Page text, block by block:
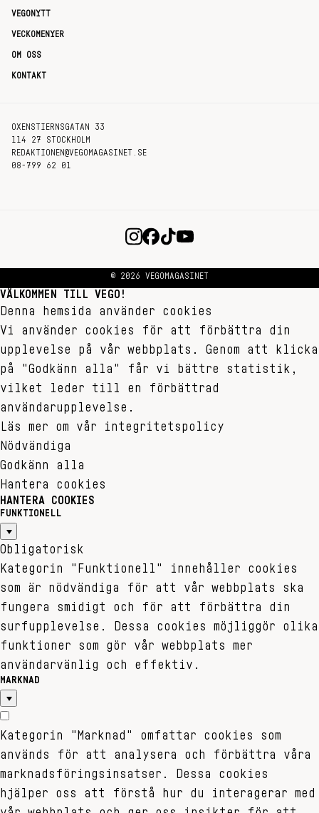
VEGONYTT
VECKOMENYER
OM OSS
KONTAKT
OXENSTIERNSGATAN 33
114 27 STOCKHOLM
REDAKTIONEN@VEGOMAGASINET.SE
08-799 62 01
© 2026 VEGOMAGASINET
VÄLKOMMEN TILL VEGO!
Denna hemsida använder cookies
Vi använder cookies för att förbättra din
upplevelse på vår webbplats. Genom att klicka
på "Godkänn alla" får vi bättre statistik,
vilket leder till en förbättrad
användarupplevelse.
Läs mer om vår integritetspolicy
Nödvändiga
Godkänn alla
Hantera cookies
HANTERA COOKIES
FUNKTIONELL
Obligatorisk
Kategorin "Funktionell" innehåller cookies
som är nödvändiga för att vår webbplats ska
fungera smidigt och för att förbättra din
surfupplevelse. Dessa cookies möjliggör olika
funktioner som gör vår webbplats mer
användarvänlig och effektiv.
MARKNAD
Kategorin "Marknad" omfattar cookies som
används för att analysera och förbättra våra
marknadsföringsinsatser. Dessa cookies
hjälper oss att förstå hur du interagerar med